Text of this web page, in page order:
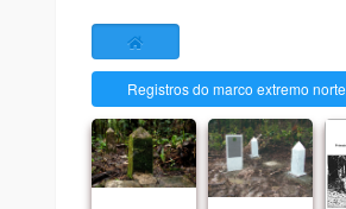
Registros do marco extremo norte